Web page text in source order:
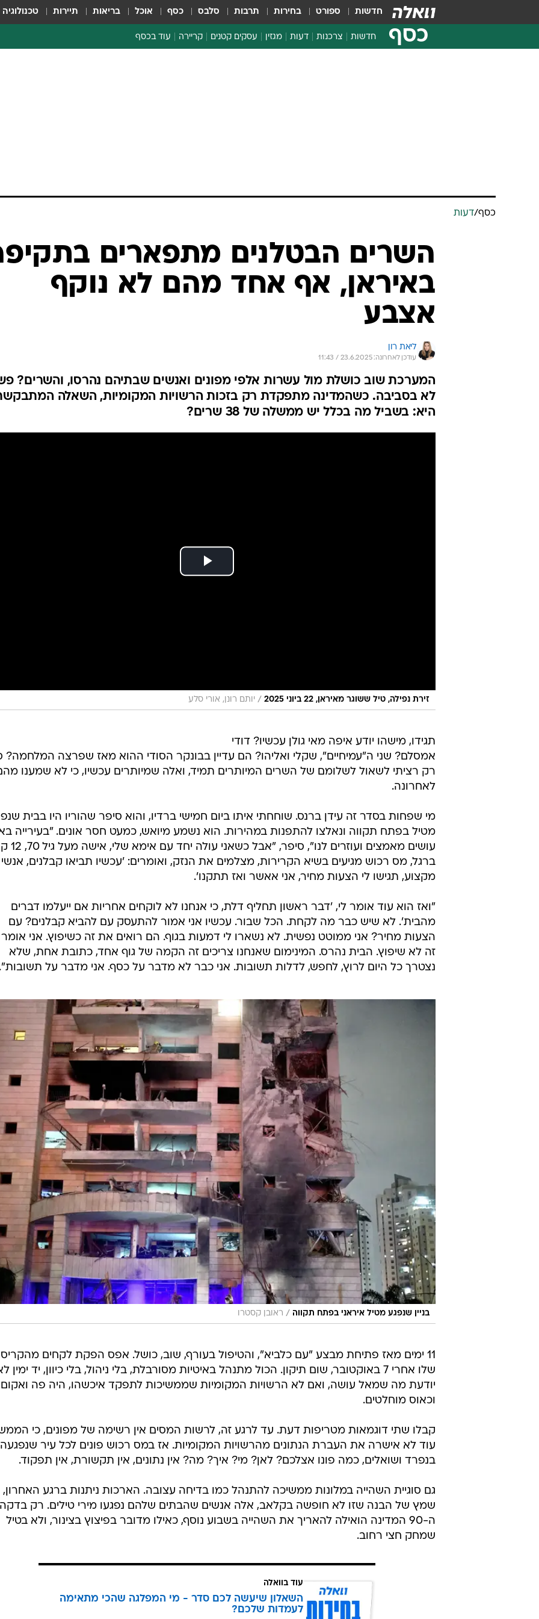
חדשות ספורט בחירות תרבות סלבס כסף אוכל בריאות תיירות טכנולוגיה
כסף חדשות צרכנות דעות מגזין עסקים קטנים קריירה עוד בכסף
כסף/דעות
השרים הבטלנים מתפארים
באיראן, אף אחד מהם לא נוקף
אצבע
ליאת רון
עודכן לאחרונה: 23.6.2025 / 11:43
המערכת שוב כושלת מול עשרות אלפי מפונים ואנשים שבתיהם נהרסו, והשרים?
לא בסביבה. כשהמדינה מתפקדת רק בזכות הרשויות המקומיות, השאלה
היא: בשביל מה בכלל יש ממשלה של 38 שרים?
זירת נפילה, טיל ששוגר מאיראן, 22 ביוני 2025 / יותם רונן, אורי סלע
תגידו, מישהו יודע איפה מאי גולן עכשיו? דודי
אמסלם? שני ה"עמיחיים", שקלי ואליהו? הם עדיין בבונקר הסודי ההוא מאז שפרצה
רק רציתי לשאול לשלומם של השרים המיותרים תמיד, ואלה שמיותרים עכשיו, כי לא שמענו
לאחרונה.
מי שפחות בסדר זה עידן ברנס. שוחחתי איתו ביום חמישי ברדיו, והוא סיפר שהוריו היו בבית
מטיל בפתח תקווה ונאלצו להתפנות במהירות. הוא נשמע מיואש, כמעט חסר אונים. "בעירייה
עושים מאמצים
ברגל, מס רכוש מגיעים בשיא הקרירות, מצלמים את הנזק, ואומרים: 'עכשיו תביאו קבלנים, אנשי
מקצוע, תגישו לי הצעות מחיר, אני אאשר ואז תתקנו'.
"ואז הוא עוד אומר לי, 'דבר ראשון תחליף דלת, כי אנחנו לא לוקחים אחריות אם ייעלמו דברים
מהבית'. לא שיש כבר מה לקחת. הכל שבור. עכשיו אני אמור להתעסק עם להביא קבלנים? עם
הצעות מחיר? אני ממוטט נפשית. לא נשארו לי דמעות בגוף. הם רואים את זה כשיפוץ. אני אומר
זה לא שיפוץ. הבית נהרס. המינימום שאנחנו צריכים זה הקמה של גוף אחד, כתובת אחת, שלא
נצטרך כל היום לרוץ, לחפש, לדלות תשובות. אני כבר לא מדבר על כסף. אני מדבר על
בניין שנפגע מטיל איראני בפתח תקווה / ראובן קסטרו
11 ימים מאז פתיחת מבצע "עם כלביא", והטיפול בעורף, שוב, כושל. אפס הפקת לקחים
שלו אחרי 7 באוקטובר, שום תיקון. הכול מתנהל באיטיות מסורבלת, בלי ניהול, בלי כיוון, יד ימין
יודעת מה שמאל עושה, ואם לא הרשויות המקומיות שממשיכות לתפקד איכשהו, היה פה ואקום
וכאוס מוחלטים.
קבלו שתי דוגמאות מטריפות דעת. עד לרגע זה, לרשות המסים אין רשימה של מפונים, כי
עוד לא אישרה את העברת הנתונים מהרשויות המקומיות. אז במס רכוש פונים לכל עיר שנפגעה
בנפרד ושואלים, כמה פונו אצלכם? לאן? מי? איך? מה? אין נתונים, אין תקשורת, אין תפקוד.
גם סוגיית השהייה במלונות ממשיכה להתנהל כמו בדיחה עצובה. הארכות ניתנות ברגע האחרון,
שמץ של הבנה שזו לא חופשה בקלאב, אלה אנשים שהבתים שלהם נפגעו מירי טילים. רק בדקה
ה-90 המדינה הואילה להאריך את השהייה בשבוע נוסף, כאילו מדובר בפיצוץ בצינור, ולא בטיל
שמחק חצי רחוב.
עוד בוואלה
השאלון שיעשה לכם סדר - מי המפלגה שהכי מתאימה
לעמדות שלכם?